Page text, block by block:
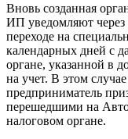
Вновь созданная
ИП уведомляют через
переходе на
календарных дней с
органе, указанной в
на учет. В этом
предприниматель
перешедшими на
налоговом органе.